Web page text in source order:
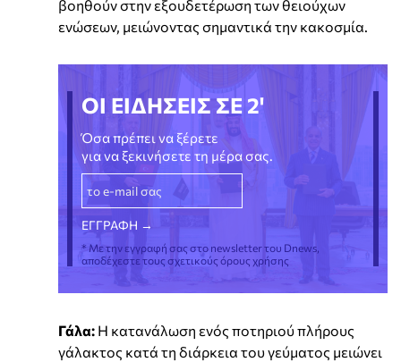
βοηθούν στην εξουδετέρωση των θειούχων
ενώσεων, μειώνοντας σημαντικά την κακοσμία.
ΟΙ ΕΙΔΗΣΕΙΣ ΣΕ 2'
Όσα πρέπει να ξέρετε
για να ξεκινήσετε τη μέρα σας.
* Με την εγγραφή σας στο newsletter του Dnews,
αποδέχεστε τους σχετικούς όρους χρήσης
Γάλα: Η κατανάλωση ενός ποτηριού πλήρους
γάλακτος κατά τη διάρκεια του γεύματος μειώνει